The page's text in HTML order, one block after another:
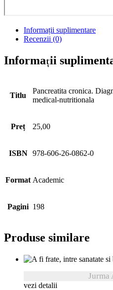
Informații suplimentare
Recenzii (0)
Informații
Titlu
Pancreatita cronica.
medical-nutritionala
Preț 25,00
ISBN 978-606-26-0862-0
Format Academic
Pagini 198
Produse similare
Jurma
vezi detalii